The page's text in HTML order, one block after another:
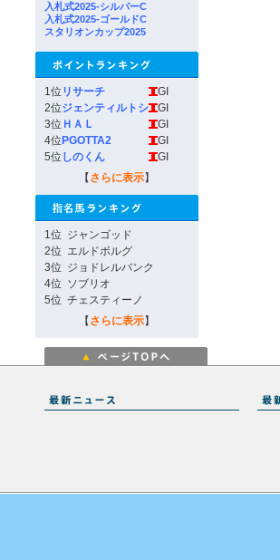
入札式2025-シルバーC
入札式2025-ゴールドC
スタリオンカップ2025
1位 リサーチ
GI
2位ジェンティルトシ
GI
3位 ＨＡＬ
GI
4位 PGOTTA2
GI
5位 しのくん
GI
【 さらに表示】
1位 ジャンゴッド
2位 エルドボルグ
3位 ジョドレルバンク
4位 ソブリオ
5位 チェスティーノ
【 さらに表示】